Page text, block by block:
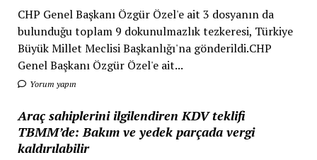
CHP Genel Başkanı Özgür Özel'e ait 3 dosyanın da
bulunduğu toplam 9 dokunulmazlık tezkeresi, Türkiye
Büyük Millet Meclisi Başkanlığı'na gönderildi.CHP
Genel Başkanı Özgür Özel'e ait...
Yorum yapın
Araç sahiplerini ilgilendiren KDV teklifi
TBMM’de: Bakım ve yedek parçada vergi
kaldırılabilir